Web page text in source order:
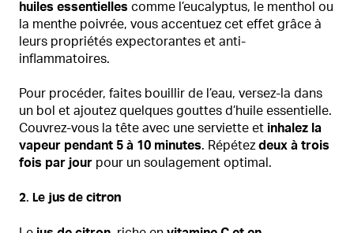
huiles essentielles comme l’eucalyptus, le menthol ou
la menthe poivrée, vous accentuez cet effet grâce à
leurs propriétés expectorantes et anti-
inflammatoires.
Pour procéder, faites bouillir de l’eau, versez-la dans
un bol et ajoutez quelques gouttes d’huile essentielle.
Couvrez-vous la tête avec une serviette et inhalez la
vapeur pendant 5 à 10 minutes. Répétezdeux à trois
fois par jour pour un soulagement optimal.
2. Le jus de citron